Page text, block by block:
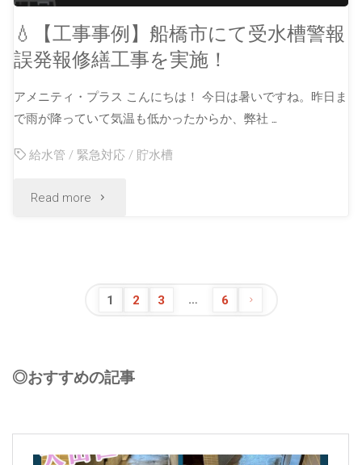
💧【工事事例】船橋市にて受水槽警報
誤発報修繕工事を実施！
アメニティ・プラス こんにちは！ 今日は暑いですね。昨日ま
で雨が降っていて気温も低かったからか、弊社 …
給水管 / 緊急対応 / 貯水槽
Read more
1 2 3 … 6
◎おすすめの記事